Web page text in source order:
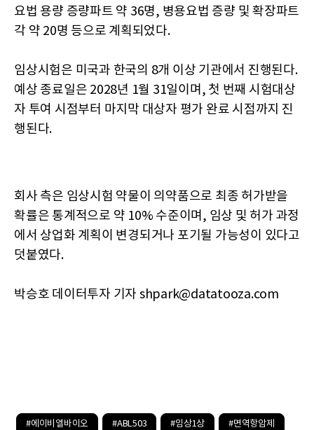
요법 용량 증량파트 약 36명, 병용요법 증량 및 확장파트
각 약 20명 등으로 계획되었다.
임상시험은 미국과 한국의 8개 이상 기관에서 진행된다.
예상 종료일은 2028년 1월 31일이며, 첫 번째 시험대상
자 투여 시점부터 마지막 대상자 평가 완료 시점까지 진
행된다.
회사 측은 임상시험 약물이 의약품으로 최종 허가받을
확률은 통계적으로 약 10% 수준이며, 임상 및 허가 과정
에서 상업화 계획이 변경되거나 포기될 가능성이 있다고
덧붙였다.
박승호 데이터투자 기자 shpark@datatooza.com
#에이비엘바이오 #ABL503 #임상1상 #면역항암제